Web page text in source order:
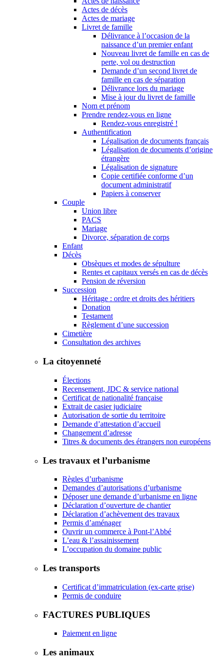
Actes de décès
Actes de mariage
Livret de famille
Délivrance à l’occasion de la
naissance d’un premier enfant
Nouveau livret de famille en cas de
perte, vol ou destruction
Demande d’un second livret de
famille en cas de séparation
Délivrance lors du mariage
Mise à jour du livret de famille
Nom et prénom
Prendre rendez-vous en ligne
Rendez-vous enregistré !
Authentification
Légalisation de documents français
Légalisation de documents d’origine
étrangère
Légalisation de signature
Copie certifiée conforme d’un
document administratif
Papiers à conserver
Couple
Union libre
PACS
Mariage
Divorce, séparation de corps
Enfant
Décès
Obsèques et modes de sépulture
Rentes et capitaux versés en cas de décès
Pension de réversion
Succession
Héritage : ordre et droits des héritiers
Donation
Testament
Règlement d’une succession
Cimetière
Consultation des archives
La citoyenneté
Élections
Recensement, JDC & service national
Certificat de nationalité française
Extrait de casier judiciaire
Autorisation de sortie du territoire
Demande d’attestation d’accueil
Changement d’adresse
Titres & documents des étrangers non européens
Les travaux et l’urbanisme
Règles d’urbanisme
Demandes d’autorisations d’urbanisme
Déposer une demande d’urbanisme en ligne
Déclaration d’ouverture de chantier
Déclaration d’achèvement des travaux
Permis d’aménager
Ouvrir un commerce à Pont-l’Abbé
L’eau & l’assainissement
L’occupation du domaine public
Les transports
Certificat d’immatriculation (ex-carte grise)
Permis de conduire
FACTURES PUBLIQUES
Paiement en ligne
Les animaux